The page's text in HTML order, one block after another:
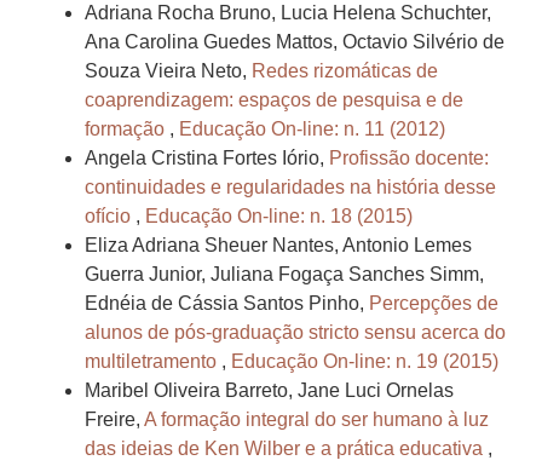
Adriana Rocha Bruno, Lucia Helena Schuchter,
Ana Carolina Guedes Mattos, Octavio Silvério de
Souza Vieira Neto, Redes rizomáticas de
coaprendizagem: espaços de pesquisa e de
formação , Educação On-line: n. 11 (2012)
Angela Cristina Fortes Iório, Profissão docente:
continuidades e regularidades na história desse
ofício , Educação On-line: n. 18 (2015)
Eliza Adriana Sheuer Nantes, Antonio Lemes
Guerra Junior, Juliana Fogaça Sanches Simm,
Ednéia de Cássia Santos Pinho, Percepções de
alunos de pós-graduação stricto sensu acerca do
multiletramento , Educação On-line: n. 19 (2015)
Maribel Oliveira Barreto, Jane Luci Ornelas
Freire, A formação integral do ser humano à luz
das ideias de Ken Wilber e a prática educativa ,